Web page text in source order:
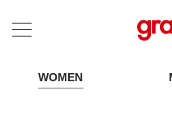
カテゴリーから探す
WOMEN